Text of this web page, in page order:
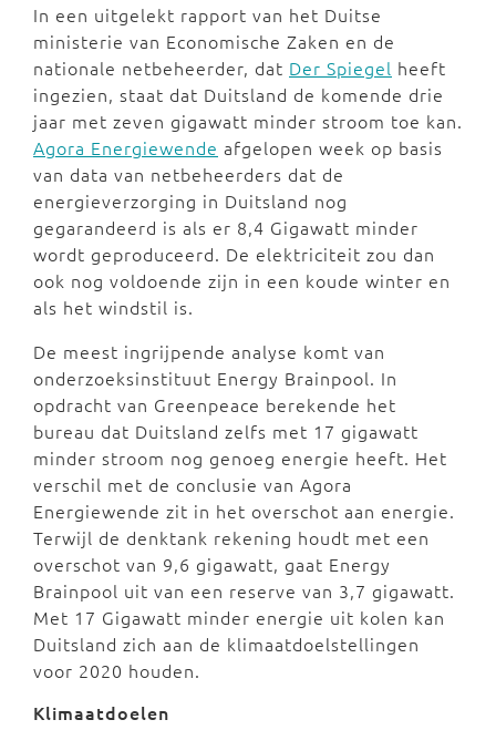
In een uitgelekt rapport van het Duitse
ministerie van Economische Zaken en de
nationale netbeheerder, dat Der Spiegel heeft
ingezien, staat dat Duitsland de komende drie
jaar met zeven gigawatt minder stroom toe kan.
Agora Energiewende afgelopen week op basis
van data van netbeheerders dat de
energieverzorging in Duitsland nog
gegarandeerd is als er 8,4 Gigawatt minder
wordt geproduceerd. De elektriciteit zou dan
ook nog voldoende zijn in een koude winter en
als het windstil is.
De meest ingrijpende analyse komt van
onderzoeksinstituut Energy Brainpool. In
opdracht van Greenpeace berekende het
bureau dat Duitsland zelfs met 17 gigawatt
minder stroom nog genoeg energie heeft. Het
verschil met de conclusie van Agora
Energiewende zit in het overschot aan energie.
Terwijl de denktank rekening houdt met een
overschot van 9,6 gigawatt, gaat Energy
Brainpool uit van een reserve van 3,7 gigawatt.
Met 17 Gigawatt minder energie uit kolen kan
Duitsland zich aan de klimaatdoelstellingen
voor 2020 houden.
Klimaatdoelen